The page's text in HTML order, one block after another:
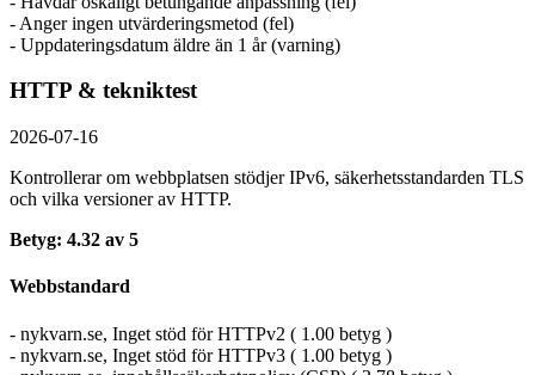
- Anger ingen utvärderingsmetod (fel)
- Uppdateringsdatum äldre än 1 år (varning)
HTTP & tekniktest
2026-07-16
Kontrollerar om webbplatsen stödjer IPv6, säkerhets­standarden TLS
och vilka versioner av HTTP.
Betyg: 4.32 av 5
Webbstandard
- nykvarn.se, Inget stöd för HTTPv2 ( 1.00 betyg )
- nykvarn.se, Inget stöd för HTTPv3 ( 1.00 betyg )